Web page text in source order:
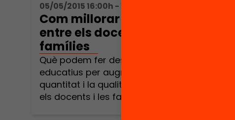
05/05/2015 16:00h - 17:00h
Com millorar els vincles
entre els docents i les
famílies
Què podem fer des dels centres
educatius per augmentar i millorar la
quantitat i la qualitat dels vincles entre
els docents i les famílies? Millors